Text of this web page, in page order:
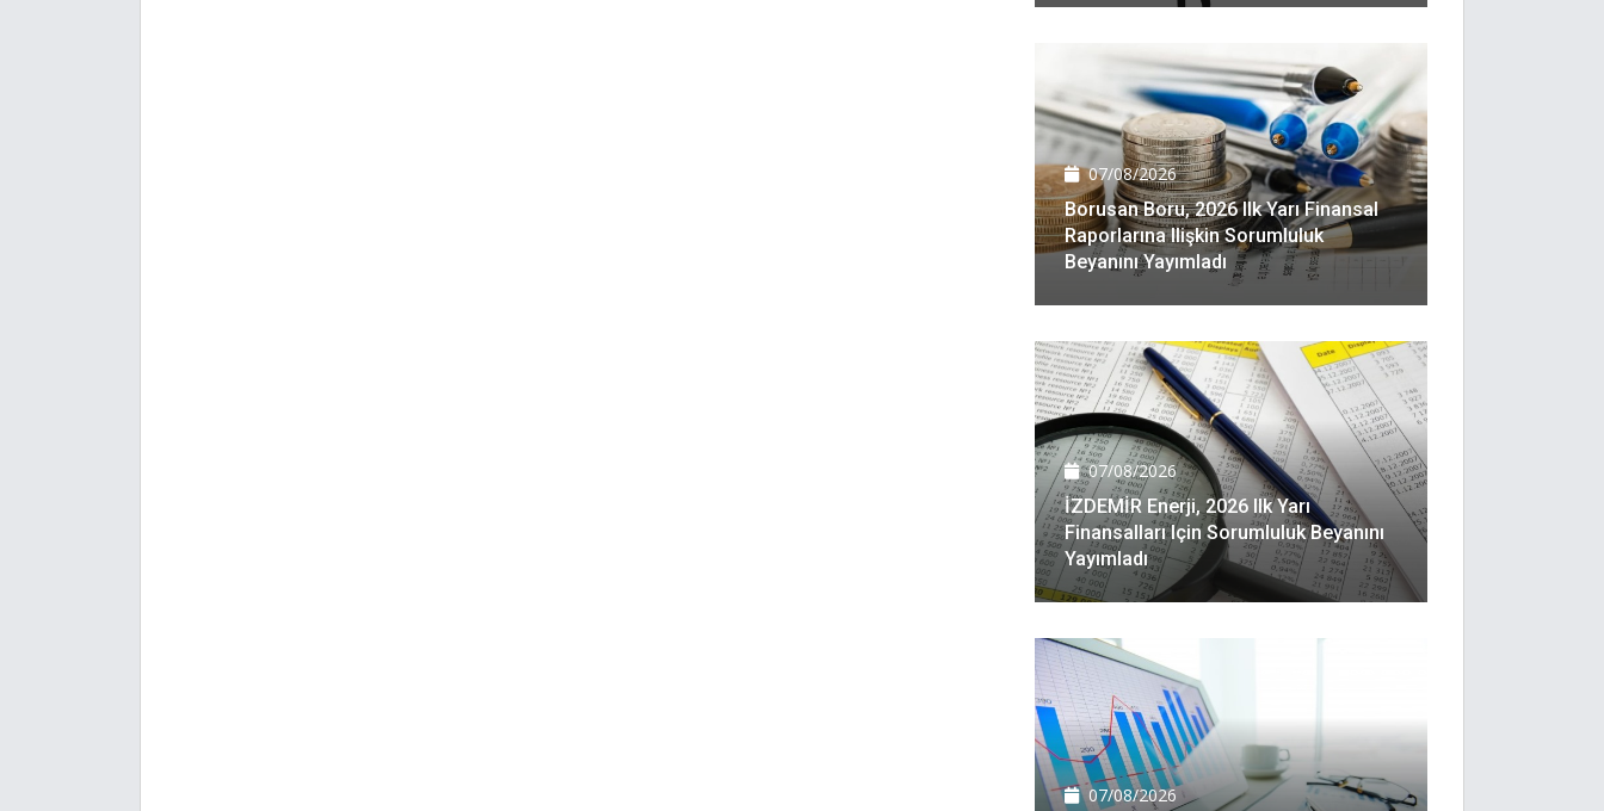
07/08/2026
Borusan Boru, 2026 Ilk Yarı Finansal
Raporlarına Ilişkin Sorumluluk
Beyanını Yayımladı
07/08/2026
İZDEMİR Enerji, 2026 Ilk Yarı
Finansalları Için Sorumluluk Beyanını
Yayımladı
07/08/2026